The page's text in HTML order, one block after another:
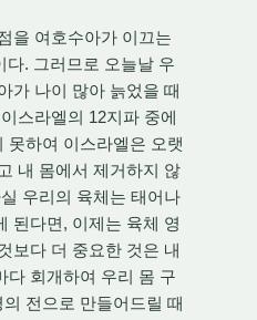
을 여호수아가 이끄는
. 그러므로 오늘날 우
가 나이 많아 늙었을 때
스라엘의 12지파 중에
못하여 이스라엘은 오랫
내 몸에서 제거하지 않
우리의 육체는 태어나
된다면, 이제는 육체 영
보다 더 중요한 것은 내
다 회개하여 우리 몸 구
전으로 만들어드릴 때